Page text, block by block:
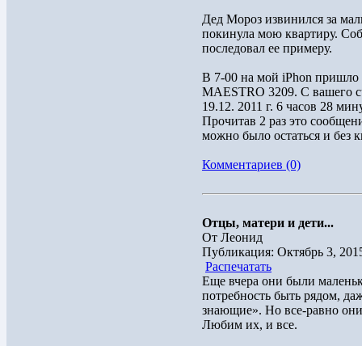
Дед Мороз извинился за
покинула мою квартиру.
последовал ее примеру.
В 7-00 на мой iPhon пришло
MAESTRO 3209. С вашего
19.12. 2011 г. 6 часов 28
Прочитав 2 раз это
можно было остаться и без
Комментариев (0)
Отцы, матери и дети...
От Леонид
Публикация: Октябрь 3,
Распечатать
Еще вчера они были
потребность быть рядом,
знающие». Но все-равно
Любим их, и все.